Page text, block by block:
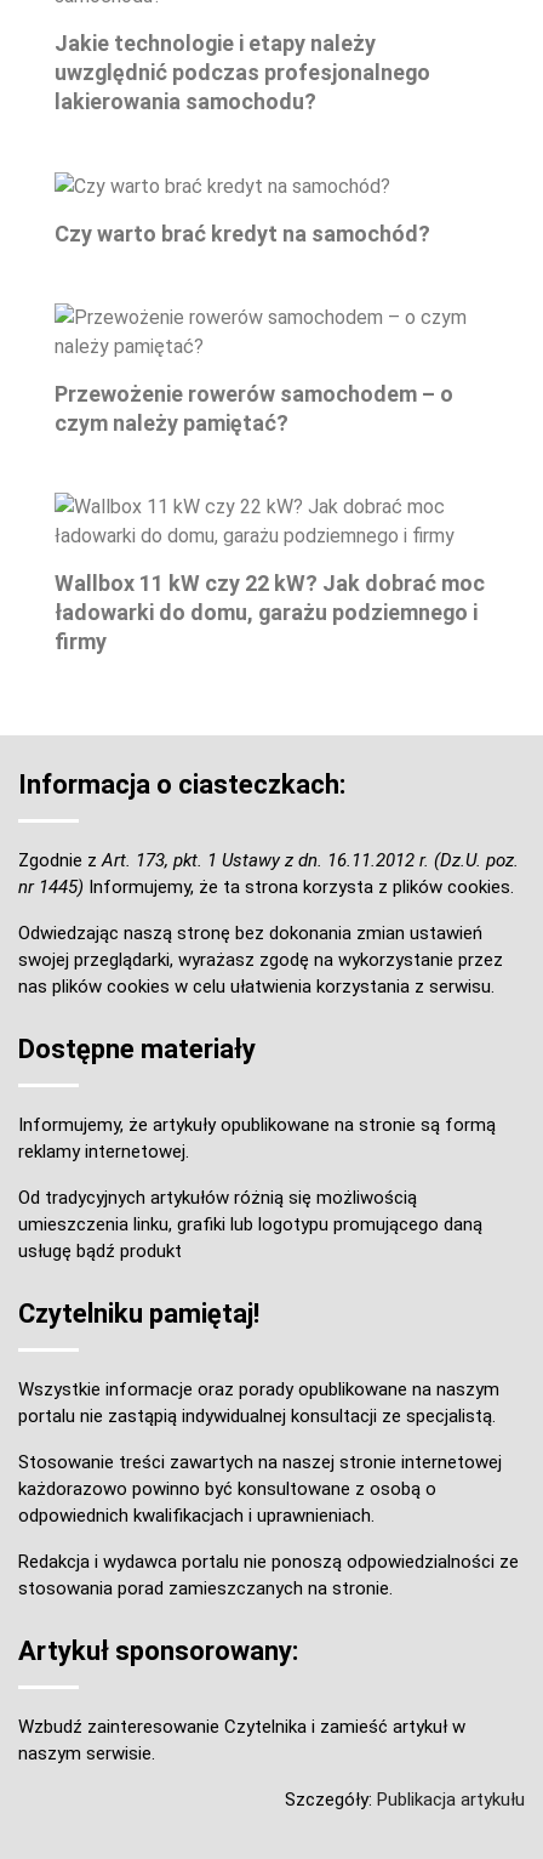
Jakie technologie i etapy należy
uwzględnić podczas profesjonalnego
lakierowania samochodu?
Czy warto brać kredyt na samochód?
Przewożenie rowerów samochodem – o
czym należy pamiętać?
Wallbox 11 kW czy 22 kW? Jak dobrać moc
ładowarki do domu, garażu podziemnego i
firmy
Informacja o ciasteczkach:
Zgodnie z Art. 173, pkt. 1 Ustawy z dn. 16.11.2012 r. (Dz.U. poz.
nr 1445) Informujemy, że ta strona korzysta z plików cookies.
Odwiedzając naszą stronę bez dokonania zmian ustawień
swojej przeglądarki, wyrażasz zgodę na wykorzystanie przez
nas plików cookies w celu ułatwienia korzystania z serwisu.
Dostępne materiały
Informujemy, że artykuły opublikowane na stronie są formą
reklamy internetowej.
Od tradycyjnych artykułów różnią się możliwością
umieszczenia linku, grafiki lub logotypu promującego daną
usługę bądź produkt
Czytelniku pamiętaj!
Wszystkie informacje oraz porady opublikowane na naszym
portalu nie zastąpią indywidualnej konsultacji ze specjalistą.
Stosowanie treści zawartych na naszej stronie internetowej
każdorazowo powinno być konsultowane z osobą o
odpowiednich kwalifikacjach i uprawnieniach.
Redakcja i wydawca portalu nie ponoszą odpowiedzialności ze
stosowania porad zamieszczanych na stronie.
Artykuł sponsorowany:
Wzbudź zainteresowanie Czytelnika i zamieść artykuł w
naszym serwisie.
Szczegóły: Publikacja artykułu